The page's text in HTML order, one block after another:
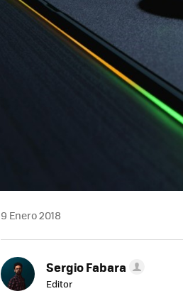
9 Enero 2018
Sergio Fabara
Editor